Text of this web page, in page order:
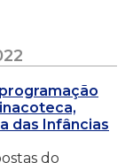
das Infâncias
do